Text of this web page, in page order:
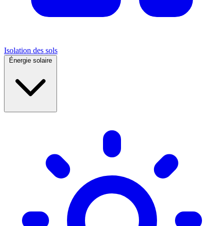
Isolation des sols